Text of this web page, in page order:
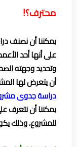
محترف؟!
يمكننا أن نصنف
على أنها أحد
وتحديد وجهته
أن يتعرض لها
دراسة جدوى
يمكننا أن
للمشروع، وذلك